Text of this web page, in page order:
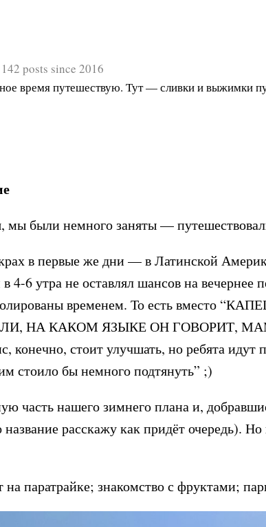
posts since 2016
время путешествую. Тут — сливки и выжимки
мы были немного заняты —
в первые же дни — в Латинской
4-6 утра не оставлял шансов на вечернее
временем. То есть вместо
НА КАКОМ ЯЗЫКЕ ОН ГОВОРИТ,
стоит улучшать, но ребята идут
стоило бы немного подтянуть” ;)
нашего зимнего плана и,
расскажу как придёт очередь). Но
паратрайке; знакомство с фруктами;